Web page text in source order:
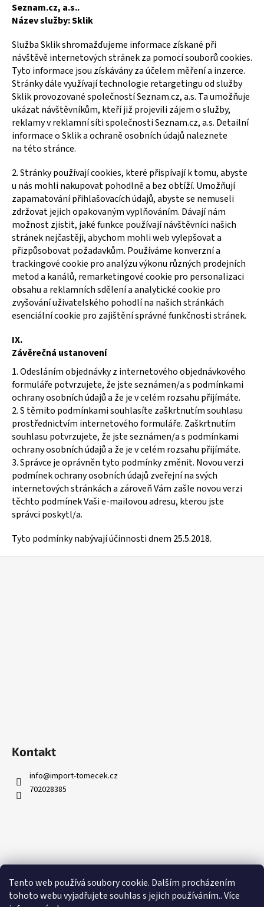
Tento web používá soubory cookie. Dalším procházením
tohoto webu vyjadřujete souhlas s jejich používáním.. Více
Seznam.cz, a.s..
Název služby: Sklik
Služba Sklik shromažďujeme informace získané při
návštěvě internetových stránek za pomocí souborů cookies.
Tyto informace jsou získávány za účelem měření a inzerce.
Stránky dále využívají technologie retargetingu od služby
Sklik provozované společností Seznam.cz, a.s. Ta umožňuje
ukázat návštěvníkům, kteří již projevili zájem o služby,
reklamy v reklamní síti společnosti Seznam.cz, a.s. Detailní
informace o Sklik a ochraně osobních údajů naleznete
na této stránce.
2. Stránky používají cookies, které přispívají k tomu, abyste
u nás mohli nakupovat pohodlně a bez obtíží. Umožňují
zapamatování přihlašovacích údajů, abyste se nemuseli
zdržovat jejich opakovaným vyplňováním. Dávají nám
možnost zjistit, jaké funkce používají návštěvníci našich
stránek nejčastěji, abychom mohli web vylepšovat a
přizpůsobovat požadavkům. Používáme konverzní a
trackingové cookie pro analýzu výkonu různých prodejních
metod a kanálů, remarketingové cookie pro personalizaci
obsahu a reklamních sdělení a analytické cookie pro
zvyšování uživatelského pohodlí na našich stránkách
esenciální cookie pro zajištění správné funkčnosti stránek.
IX.
Závěrečná ustanovení
1. Odesláním objednávky z internetového objednávkového
formuláře potvrzujete, že jste seznámen/a s podmínkami
ochrany osobních údajů a že je v celém rozsahu přijímáte.
2. S těmito podmínkami souhlasíte zaškrtnutím souhlasu
prostřednictvím internetového formuláře. Zaškrtnutím
souhlasu potvrzujete, že jste seznámen/a s podmínkami
ochrany osobních údajů a že je v celém rozsahu přijímáte.
3. Správce je oprávněn tyto podmínky změnit. Novou verzi
podmínek ochrany osobních údajů zveřejní na svých
internetových stránkách a zároveň Vám zašle novou verzi
těchto podmínek Vaši e-mailovou adresu, kterou jste
správci poskytl/a.
Tyto podmínky nabývají účinnosti dnem 25.5.2018.
Kontakt
info@import-tomecek.cz
702028385
Informace pro vás
Obchodní podmínky